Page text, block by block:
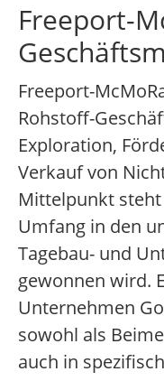
Freeport-
Freeport-
Rohstoff-
Exploration,
Verkauf von
Mittelpunkt
Umfang in den
Tagebau- und
gewonnen wird.
Unternehmen
sowohl als
auch in